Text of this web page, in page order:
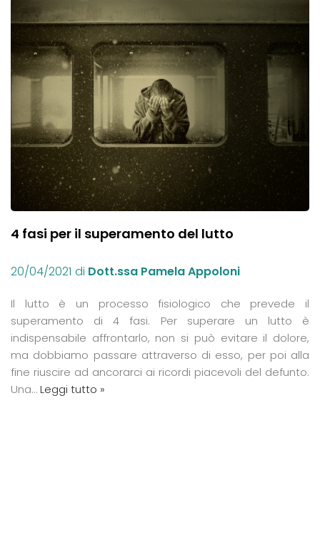
4 fasi per il superamento del lutto
20/04/2021 di Dott.ssa Pamela Appoloni
Il lutto è un processo fisiologico che prevede il
superamento di 4 fasi. Per superare un lutto è
indispensabile affrontarlo, non si può evitare il dolore,
ma dobbiamo passare attraverso di esso, per poi alla
fine riuscire ad ancorarci ai ricordi piacevoli del defunto.
Una…Leggi tutto »